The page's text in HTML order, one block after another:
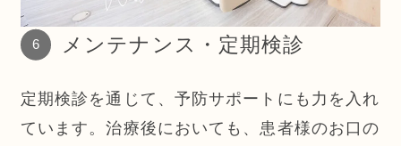
メンテナンス・定期検診
定期検診を通じて、予防サポートにも力を入れ
ています。治療後においても、患者様のお口の